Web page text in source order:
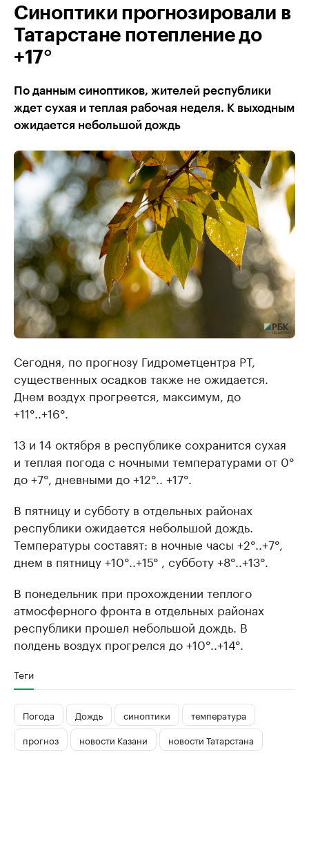
Синоптики прогнозировали в
Татарстане потепление до
+17°
По данным синоптиков, жителей республики
ждет сухая и теплая рабочая неделя. К выходным
ожидается небольшой дождь
Сегодня, по прогнозу Гидрометцентра РТ,
существенных осадков также не ожидается.
Днем воздух прогреется, максимум, до
+11°..+16°.
13 и 14 октября в республике сохранится сухая
и теплая погода с ночными температурами от 0°
до +7°, дневными до +12°.. +17°.
В пятницу и субботу в отдельных районах
республики ожидается небольшой дождь.
Температуры составят: в ночные часы +2°..+7°,
днем в пятницу +10°..+15° , субботу +8°..+13°.
В понедельник при прохождении теплого
атмосферного фронта в отдельных районах
республики прошел небольшой дождь. В
полдень воздух прогрелся до +10°..+14°.
Теги
Погода Дождь синоптики
температура
прогноз
новости Казани новости Татарстана